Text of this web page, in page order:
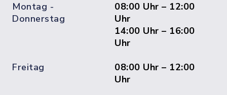
Montag -
Donnerstag
08:00 Uhr – 12:00
Uhr
14:00 Uhr – 16:00
Uhr
Freitag
08:00 Uhr – 12:00
Uhr